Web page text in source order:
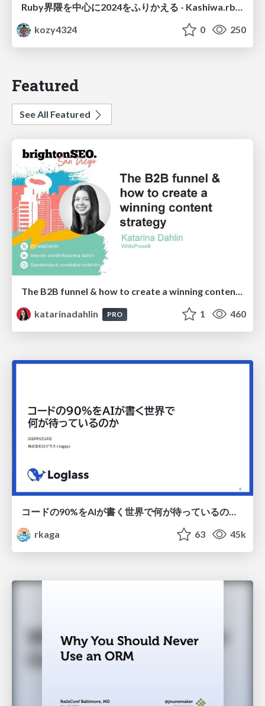
Ruby界隈を中心に2024をふりかえる - Kashiwa.rb #6
kozy4324
0 250
Featured
See All Featured
katarinadahlin
PRO 1 460
コードの90%をAIが書く世界で何が待っているのか / What awaits us in a world where 90% of the code is written by AI
rkaga
63 45k